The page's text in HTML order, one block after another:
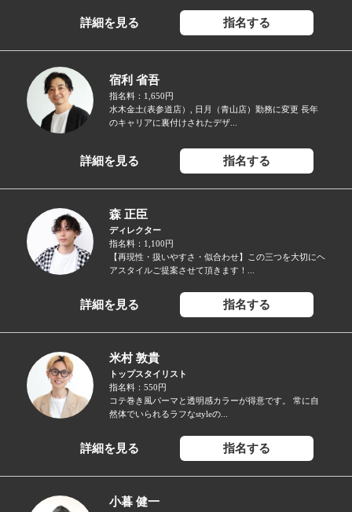
詳細を見る 指名する
宿利 省吾
指名料：1,650円
水木金土(表参道店）, 日月（青山店）勤務に変更 長年
のキャリアに裏付けされたデザ...
詳細を見る 指名する
森 正臣
ディレクター
指名料：1,100円
【再現性・扱いやすさ・似合わせ】この三つを大切にヘ
アスタイルご提案させて頂きます！...
詳細を見る 指名する
米村 敦貴
トップスタイリスト
指名料：550円
コテ巻き風パーマと透明感カラーが得意です。 常に自
然体でいられるラフなstyleの...
詳細を見る 指名する
小暮 健一